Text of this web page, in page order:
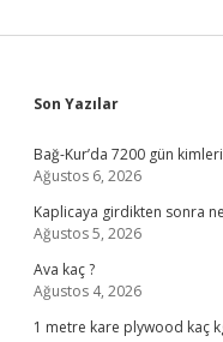
Sidebar
Son Yazılar
Bağ-Kur’da 7200 gün
Ağustos 6, 2026
Kaplicaya girdikten sonra ne
Ağustos 5, 2026
Ava kaç ?
Ağustos 4, 2026
1 metre kare plywood kaç